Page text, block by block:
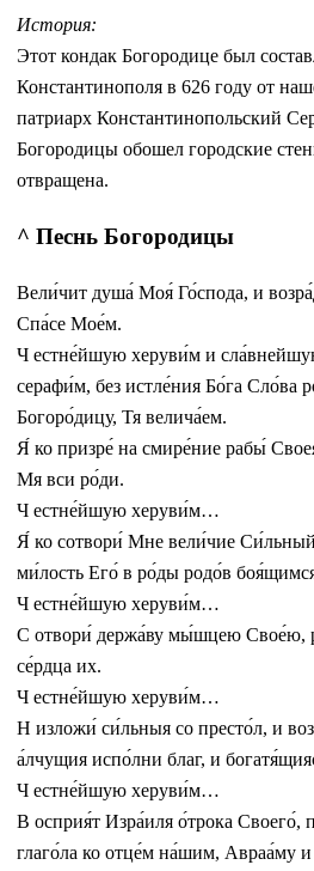
История:
Этот кондак Богородице был
Константинополя в 626 году от
патриарх Константинопольский
Богородицы обошел городские
отвращена.
^ Песнь Богородицы
Вели́чит душа́ Моя́ Го́спода, и
Спа́се Мое́м.
Ч естне́йшую херуви́м и
серафи́м, без истле́ния Бо́га
Богоро́дицу, Тя велича́ем.
Я́ ко призре́ на смире́ние рабы́
Мя вси ро́ди.
Ч естне́йшую херуви́м…
Я́ ко сотвори́ Мне вели́чие
ми́лость Его́ в ро́ды родо́в
Ч естне́йшую херуви́м…
С отвори́ держа́ву мы́шцею Свое́ю,
се́рдца их.
Ч естне́йшую херуви́м…
Н изложи́ си́льныя со престо́л, и
а́лчущия испо́лни благ, и
Ч естне́йшую херуви́м…
В осприя́т Изра́иля о́трока Своего́,
глаго́ла ко отце́м на́шим, Авраа́му